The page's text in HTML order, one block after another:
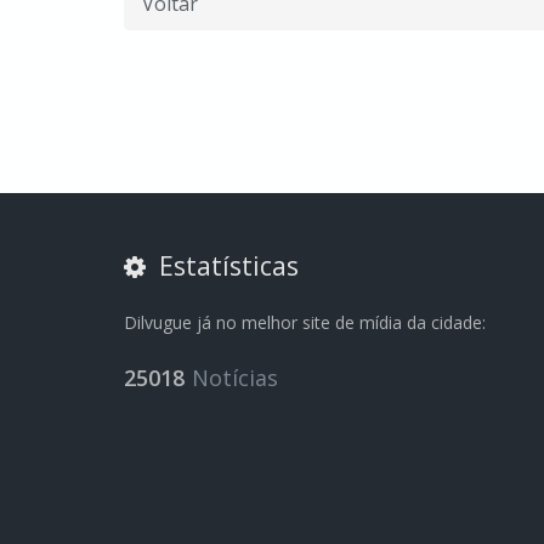
Estatísticas
Dilvugue já no melhor site de mídia da cidade:
25018 Notícias